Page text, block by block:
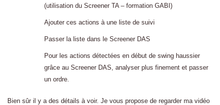
(utilisation du Screener TA – formation GABI)
Ajouter ces actions à une liste de suivi
Passer la liste dans le Screener DAS
Pour les actions détectées en début de swing haussier
grâce au Screener DAS, analyser plus finement et passer
un ordre.
Bien sûr il y a des détails à voir. Je vous propose de regarder ma vidéo